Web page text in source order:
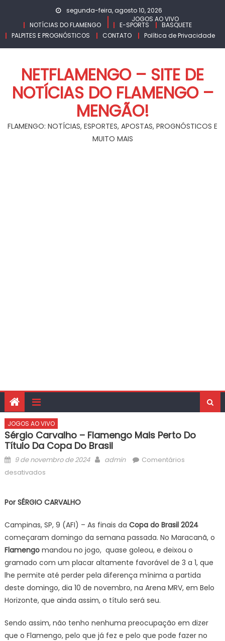
content
segunda-feira, agosto 10, 2026
NOTÍCIAS DO FLAMENGO
JOGOS AO VIVO
E-SPORTS
BASQUETE
PALPITES E PROGNÓSTICOS
CONTATO Política de Privacidade
NETFLAMENGO – SITE DE
NOTÍCIAS DO FLAMENGO –
MENGÃO!
FLAMENGO: NOTÍCIAS, ESPORTES, APOSTAS, PROGNÓSTICOS E
MUITO MAIS
JOGOS AO VIVO
Sérgio Carvalho – Flamengo Mais Perto Do
Título Da Copa Do Brasil
Posted
on
9 de novembro de 2024 Author
admin
Comentários
desativadosem
–
mais
perto
do
título
da
Copa
do
Por SÉRGIO CARVALHO
Campinas, SP, 9 (AFI) – As finais da Copa do Brasil 2024
começaram domingo da semana passada. No Maracanã, o
Flamengomandou no jogo, quase goleou, e deixou o
gramado com um placar altamente favorável de 3 a 1, que
lhe permite até perder pela diferença mínima a partida
deste domingo, dia 10 de novembro, na Arena MRV, em Belo
Horizonte, que ainda assim, o título será seu.
Sendo assim, não tenho nenhuma preocupação em dizer
que o Flamengo, pelo que já fez e pelo que pode fazer no